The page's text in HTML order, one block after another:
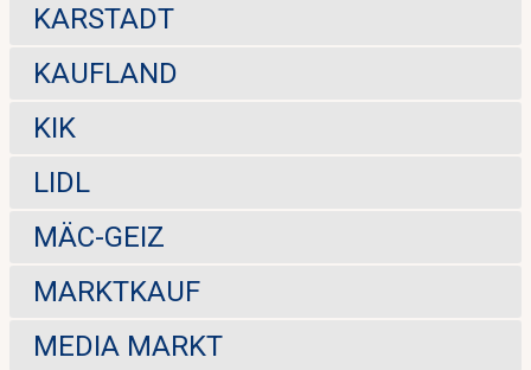
KARSTADT
KAUFLAND
KIK
LIDL
MÄC-GEIZ
MARKTKAUF
MEDIA MARKT